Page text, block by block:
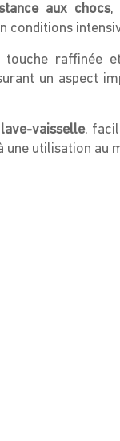
aux chocs,
conditions
raffinée
un aspect
vaisselle,
une utilisation au